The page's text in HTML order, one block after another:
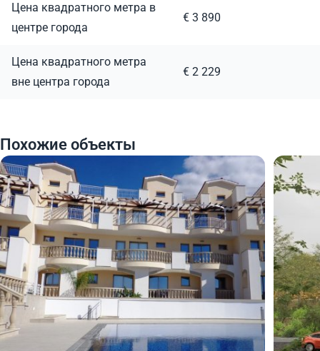
Цена квадратного метра в
центре города
€ 3 890
Цена квадратного метра
вне центра города
€ 2 229
Похожие объекты
€340 000 €335